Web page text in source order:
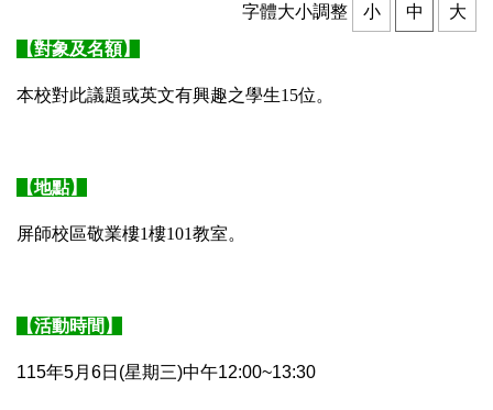
字體大小調整 小 中
大
【對象及名額】
本校對此議題或英文有興趣之學生15位。
【地點】
屏師校區敬業樓1樓101教室。
【活動時間】
115年5月6日(星期三)中午12:00~13:30